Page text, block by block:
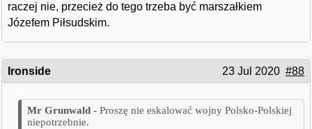
raczej nie, przecież do tego trzeba być marszałkiem
Józefem Piłsudskim.
Ironside 23 Jul 2020 #88
Proszę nie eskalować wojny Polsko-Polskiej
niepotrzebnie.